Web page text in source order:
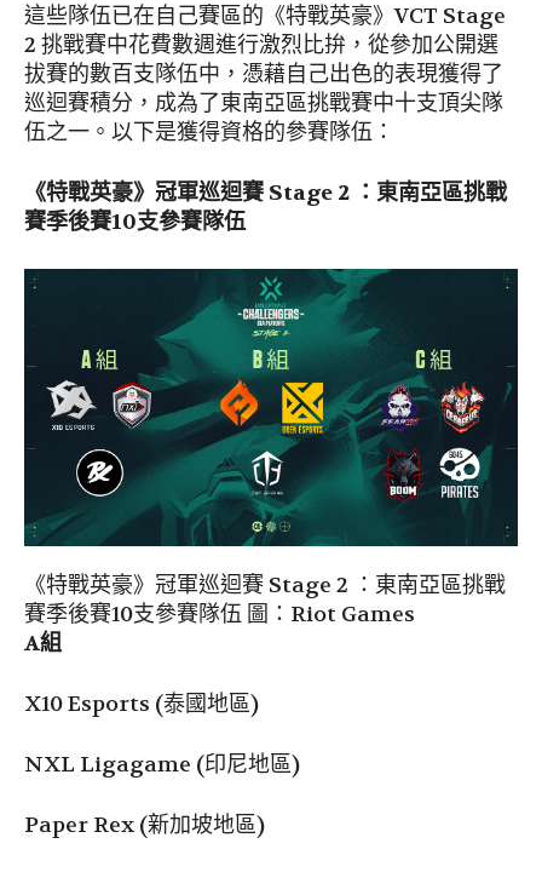
這些隊伍已在自己賽區的《特戰英豪》VCT Stage
2 挑戰賽中花費數週進行激烈比拚，從參加公開選
拔賽的數百支隊伍中，憑藉自己出色的表現獲得了
巡迴賽積分，成為了東南亞區挑戰賽中十支頂尖隊
伍之一。以下是獲得資格的參賽隊伍：
《特戰英豪》冠軍巡迴賽Stage 2 ： 東南亞區挑戰
賽季後賽10支參賽隊伍
《特戰英豪》冠軍巡迴賽 Stage 2 ：東南亞區挑戰
賽季後賽10支參賽隊伍 圖：Riot Games
A組
X10 Esports (泰國地區)
NXL Ligagame (印尼地區)
Paper Rex (新加坡地區)